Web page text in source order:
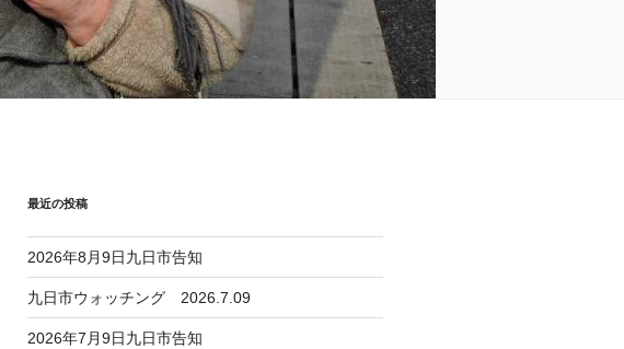
最近の投稿
2026年8月9日九日市告知
九日市ウォッチング 2026.7.09
2026年7月9日九日市告知